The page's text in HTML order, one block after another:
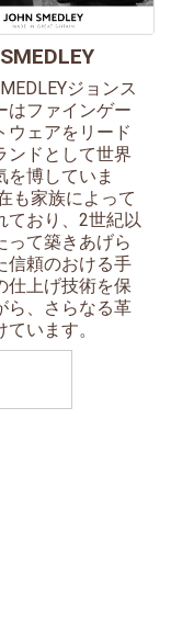
ジョンス
はファインゲー
ウェアをリード
ンドとして世界
を博していま
も家族によって
ており、2世紀以
って築きあげら
信頼のおける手
仕上げ技術を保
ら、さらなる革
ています。